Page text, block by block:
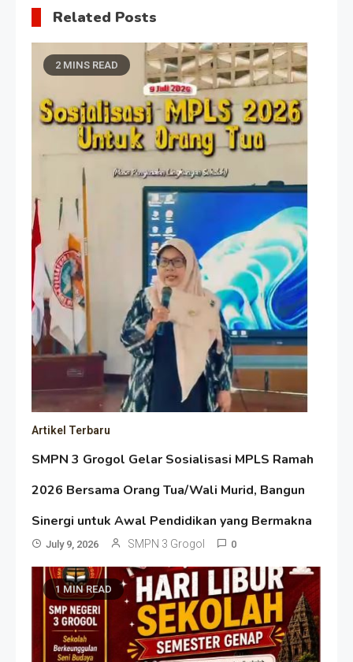
Related Posts
2 MINS READ
Artikel Terbaru
SMPN 3 Grogol Gelar Sosialisasi MPLS Ramah
2026 Bersama Orang Tua/Wali Murid, Bangun
Sinergi untuk Awal Pendidikan yang Bermakna
July 9, 2026 SMPN 3 Grogol 0
1 MIN READ